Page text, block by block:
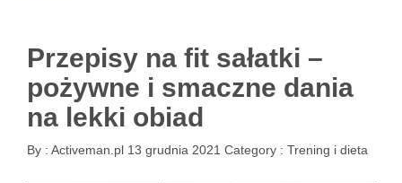
Przepisy na fit sałatki –
pożywne i smaczne dania
na lekki obiad
By : Activeman.pl 13 grudnia 2021 Category : Trening i dieta